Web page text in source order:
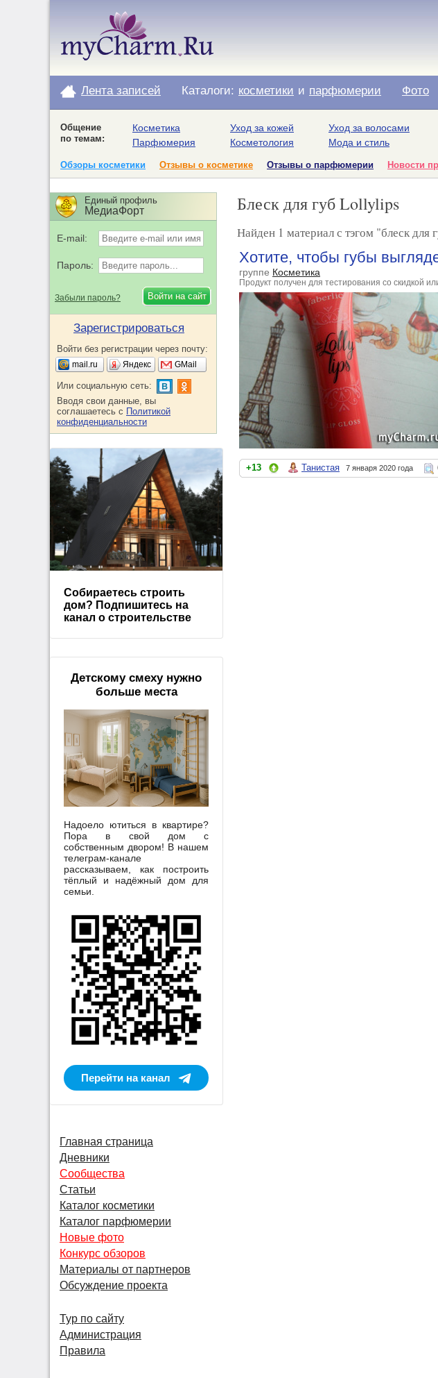
Лента записей Каталоги: косметики и парфюмерии Фото
Общение
по темам:
Косметика
Парфюмерия
Уход за кожей
Косметология
Уход за волосами
Мода и стиль
Обзоры косметики Отзывы о косметике Отзывы о парфюмерии Новости
Блеск для губ Lollylips
Найден 1 материал с тэгом "блеск для
Хотите, чтобы губы
группе Косметика
Продукт получен для тестирования со скидкой
+13 Танистая 7 января 2020 года
Единый профиль
МедиаФорт
E-mail:
Пароль:
Забыли пароль?
Зарегистрироваться
Войти без регистрации через почту:
mail.ru Яндекс GMail
Или социальную сеть:
Вводя свои данные, вы
соглашаетесь с Политикой
конфиденциальности
Собираетесь строить
дом? Подпишитесь на
канал о строительстве
Детскому смеху нужно
больше места
Надоело ютиться в квартире?
Пора в свой дом с
собственным двором! В нашем
телеграм-канале
рассказываем, как построить
тёплый и надёжный дом для
семьи.
Перейти на канал
Главная страница
Дневники
Сообщества
Статьи
Каталог косметики
Каталог парфюмерии
Новые фото
Конкурс обзоров
Материалы от партнеров
Обсуждение проекта
Тур по сайту
Администрация
Правила